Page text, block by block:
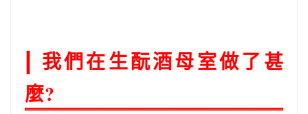
| 我們在生酛酒母室做了甚
麼?